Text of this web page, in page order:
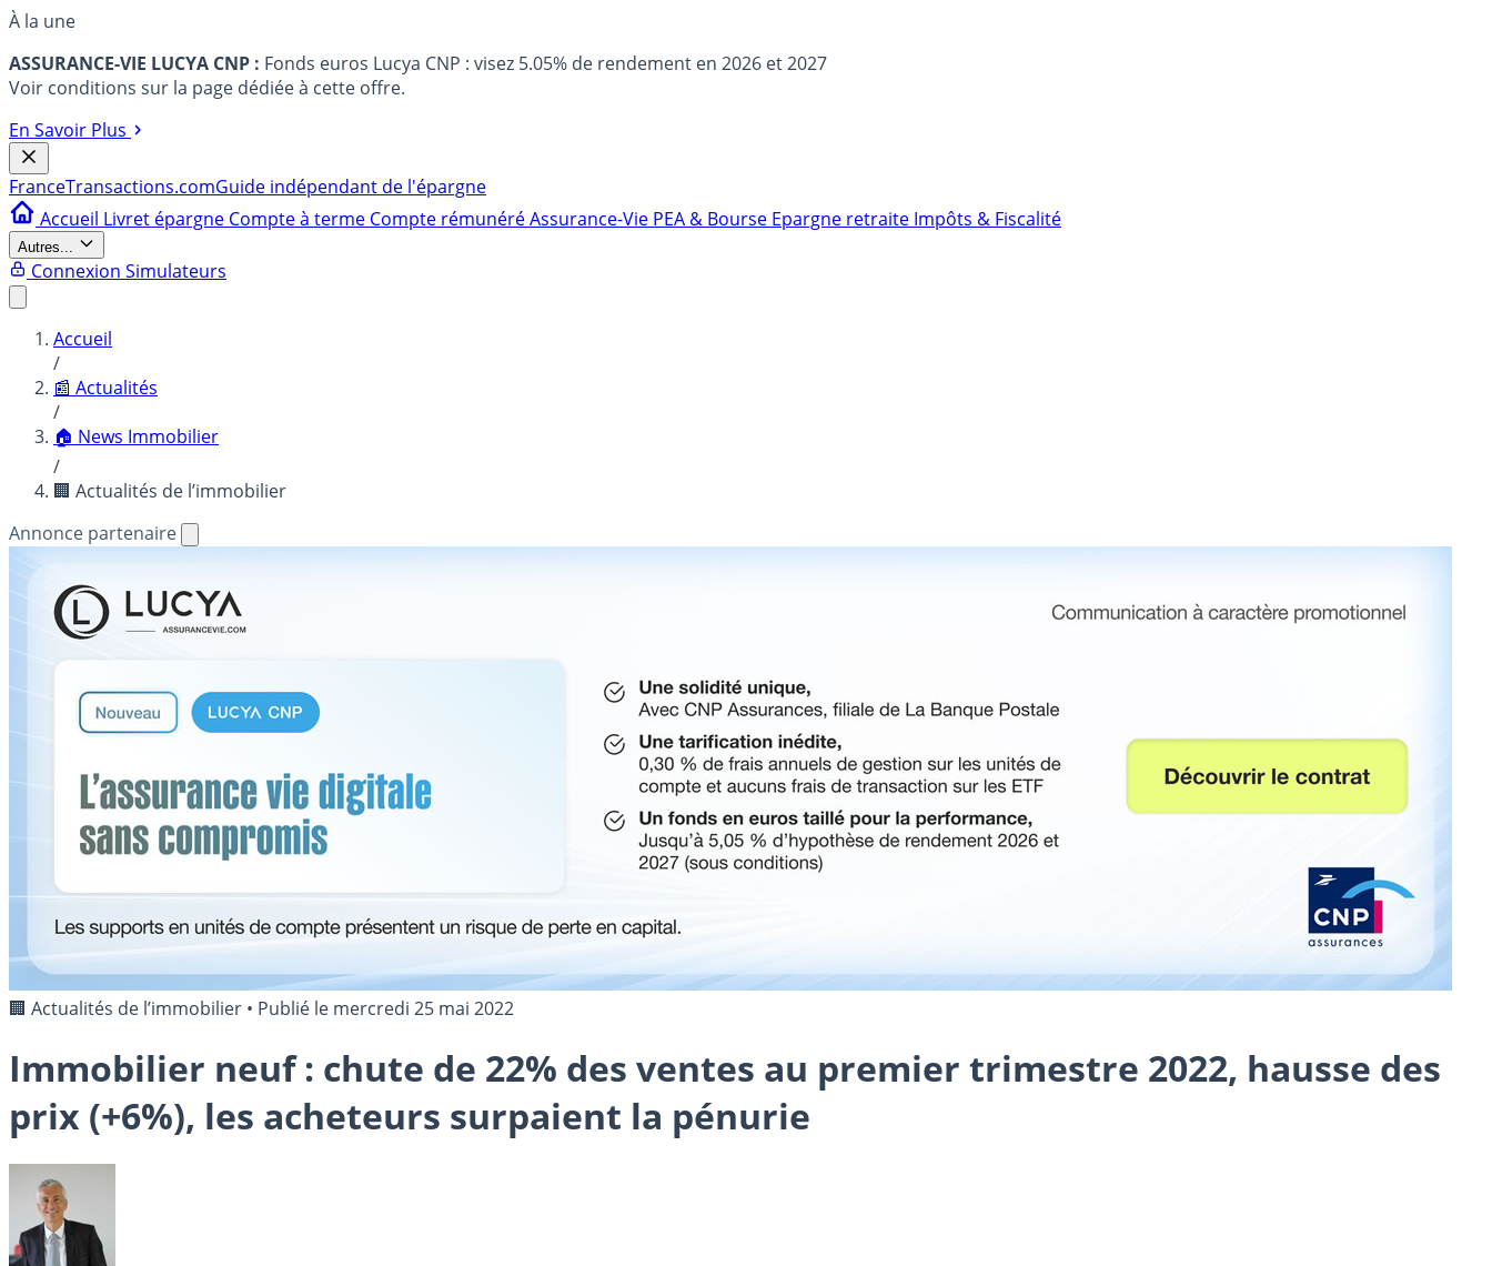
À la une
ASSURANCE-VIE LUCYA CNP : Fonds euros Lucya CNP : visez 5.05% de rendement en 2026 et 2027
Voir conditions sur la page dédiée à cette offre.
En Savoir Plus
FranceTransactions.comGuide indépendant de l'épargne
Accueil Livret épargne Compte à terme Compte rémunéréAssurance-Vie PEA & Bourse Epargne retraite Impôts & Fiscalité
Autres...
Connexion Simulateurs
Accueil
/
📰 Actualités
/
🏠 News Immobilier
/
🏢 Actualités de l’immobilier
Annonce partenaire
🏢 Actualités de l’immobilier • Publié le mercredi 25 mai 2022
Immobilier neuf : chute de 22% des ventes au premier trimestre 2022, hausse des
prix (+6%), les acheteurs surpaient la pénurie